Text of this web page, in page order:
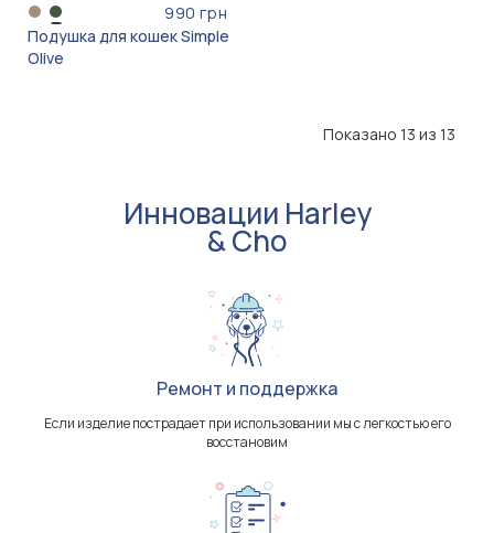
990 грн
Подушка для кошек Simple
Olive
Показано 13 из 13
Инновации Harley
& Cho
Ремонт и поддержка
Если изделие пострадает при использовании мы с легкостью его
восстановим